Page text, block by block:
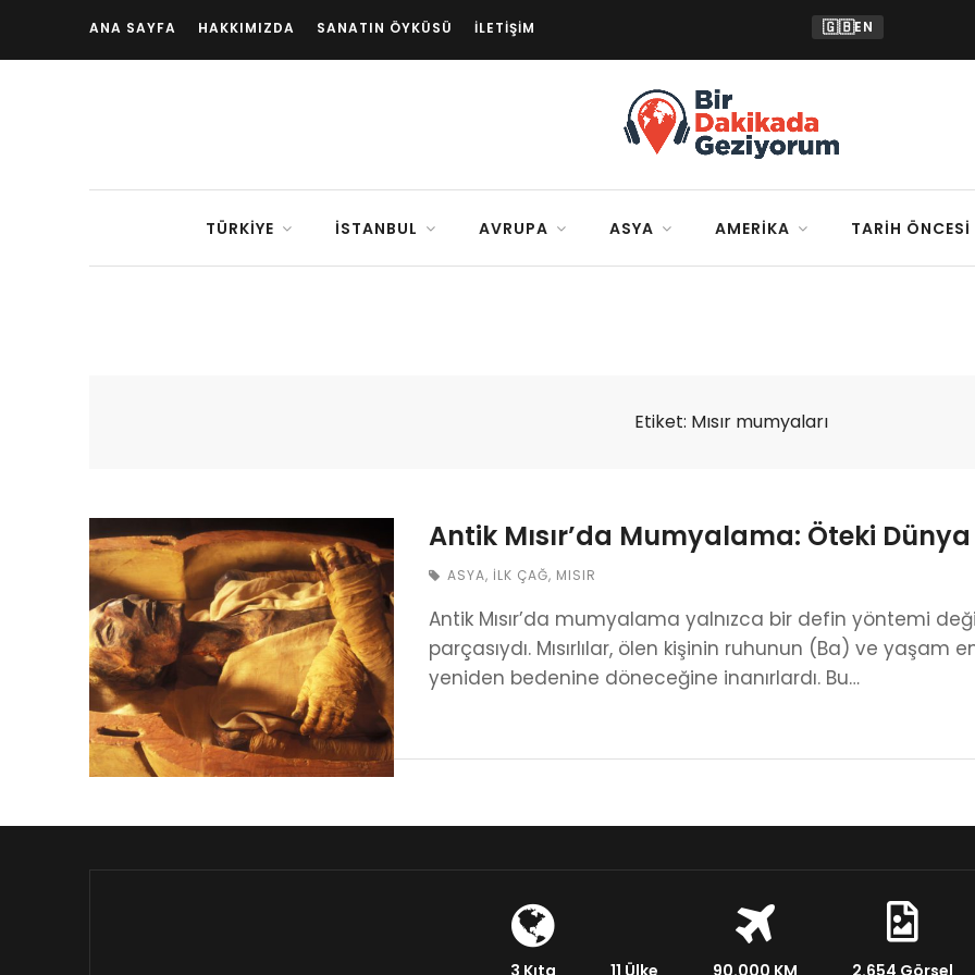
ANA SAYFA HAKKIMIZDA SANATIN ÖYKÜSÜ İLETIŞIM 🇬🇧EN
TÜRKIYE İSTANBUL AVRUPA ASYA AMERIKA TARIH ÖNCESI
Etiket: Mısır mumyaları
Antik Mısır’da Mumyalama: Öteki
ASYA, İLK ÇAĞ, MISIR
Antik Mısır’da mumyalama yalnızca bir defin yöntemi
parçasıydı. Mısırlılar, ölen kişinin ruhunun (Ba) ve
yeniden bedenine döneceğine inanırlardı. Bu…